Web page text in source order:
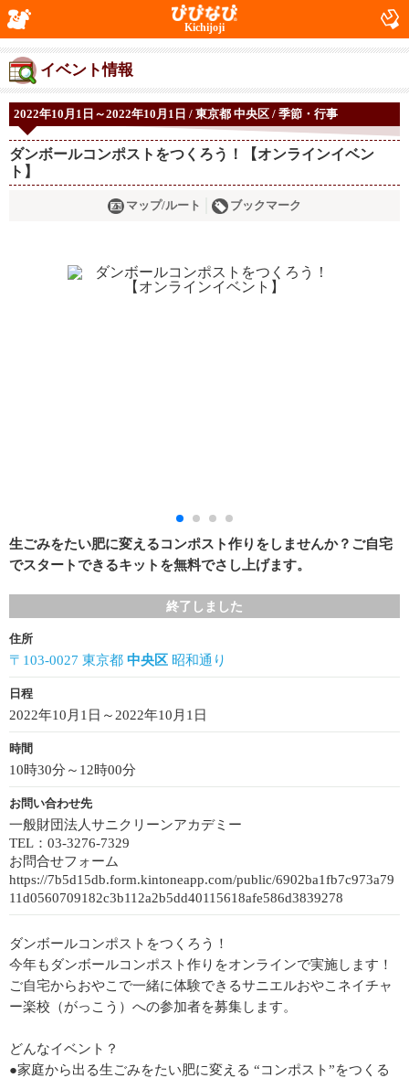
Kichijoji
イベント情報
2022年10月1日～2022年10月1日 / 東京都 中央区 / 季節・行事
ダンボールコンポストをつくろう！【オンラインイベン
ト】
マップ/ルート ブックマーク
生ごみをたい肥に変えるコンポスト作りをしませんか？ご自宅
でスタートできるキットを無料でさし上げます。
終了しました
住所
〒103-0027 東京都 中央区 昭和通り
日程
2022年10月1日～2022年10月1日
時間
10時30分～12時00分
お問い合わせ先
一般財団法人サニクリーンアカデミー
TEL：03-3276-7329
お問合せフォーム
https://7b5d15db.form.kintoneapp.com/public/6902ba1fb7c973a79
11d0560709182c3b112a2b5dd40115618afe586d3839278
ダンボールコンポストをつくろう！
今年もダンボールコンポスト作りをオンラインで実施します！
ご自宅からおやこで一緒に体験できるサニエルおやこネイチャ
ー楽校（がっこう）への参加者を募集します。
どんなイベント？
●家庭から出る生ごみをたい肥に変える “コンポスト”をつくる